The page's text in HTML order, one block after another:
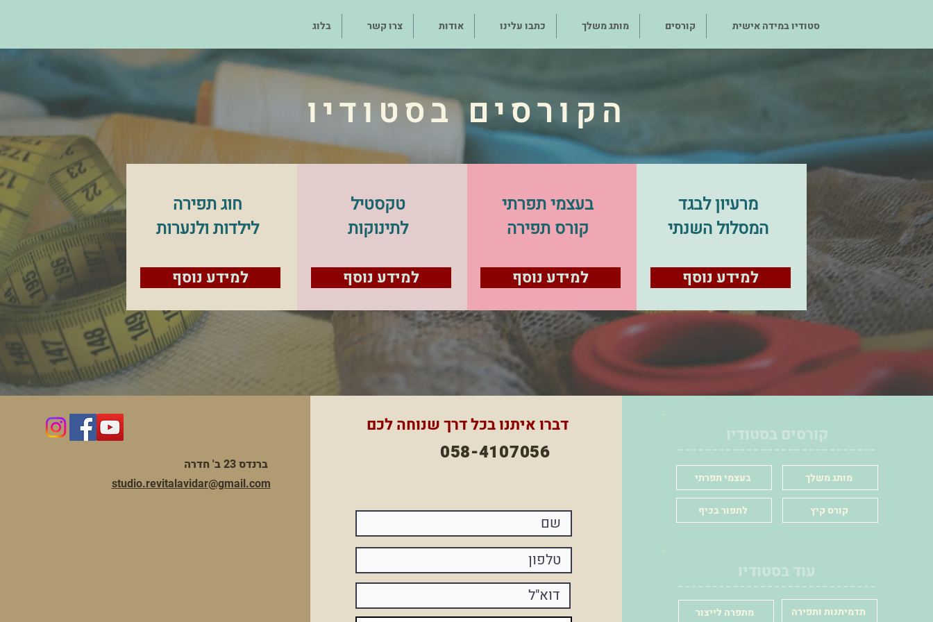
סטודיו במידה אישית קורסים מותג משלך כתבו עלינו אודות צרו קשר בלוג
הקורסים בסטודיו
חוג תפירה
לילדות ולנערות
למידע נוסף
טקסטיל
לתינוקות
למידע נוסף
בעצמי תפרתי
קורס תפירה
למידע נוסף
מרעיון לבגד
המסלול השנתי
למידע נוסף
ברנדס 23 ב' חדרה
studio.revitalavidar@gmail.com
דברו איתנו בכל דרך שנוחה לכם
058-4107056
קורסים בסטודיו
בעצמי תפרתי
לתפור בכיף
מותג משלך
קורס קיץ
עוד בסטודיו
מתפרה לייצור תדמיתנות ותפירה